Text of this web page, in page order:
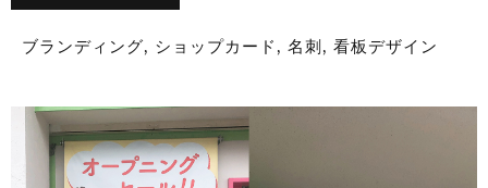
ブランディング ショップカード 名刺 看板デザイン